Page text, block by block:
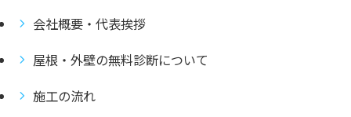
会社概要・代表挨拶
屋根・外壁の無料診断について
施工の流れ